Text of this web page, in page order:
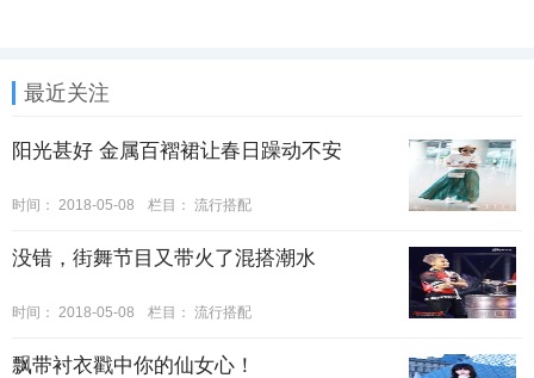
最近关注
阳光甚好 金属百褶裙让春日躁动不安
时间： 2018-05-08 栏目： 流行搭配
没错，街舞节目又带火了混搭潮水
时间： 2018-05-08 栏目： 流行搭配
飘带衬衣戳中你的仙女心！